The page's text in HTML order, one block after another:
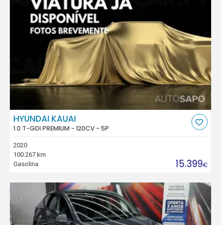
HYUNDAI KAUAI
1.0 T-GDI PREMIUM - 120CV - 5P
2020
100.267 km
Gasolina
15.399€